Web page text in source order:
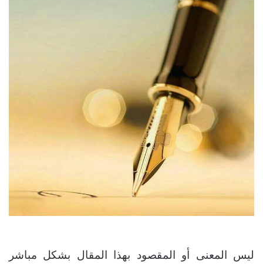
ليس المعنى أو المقصود بهذا المقال بشكل مباشر